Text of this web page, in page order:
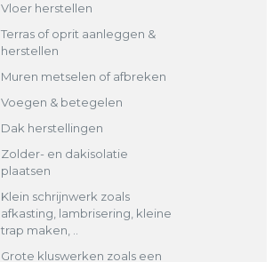
Vloer herstellen
Terras of oprit aanleggen &
herstellen
Muren metselen of afbreken
Voegen & betegelen
Dak herstellingen
Zolder- en dakisolatie
plaatsen
Klein schrijnwerk zoals
afkasting, lambrisering, kleine
trap maken, ..
Grote kluswerken zoals een